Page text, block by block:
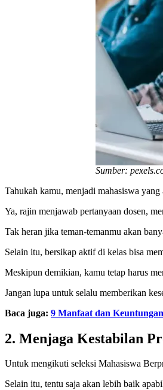
Sumber:
Tahukah kamu, menjadi mahasiswa
Ya, rajin menjawab pertanyaan dosen,
Tak heran jika teman-temanmu akan
Selain itu, bersikap aktif di kelas bisa
Meskipun demikian, kamu tetap harus
Jangan lupa untuk selalu memberikan
Baca juga: 9 Manfaat dan
2. Menjaga Kestabilan
Untuk mengikuti seleksi Mahasiswa
Selain itu, tentu saja akan lebih baik